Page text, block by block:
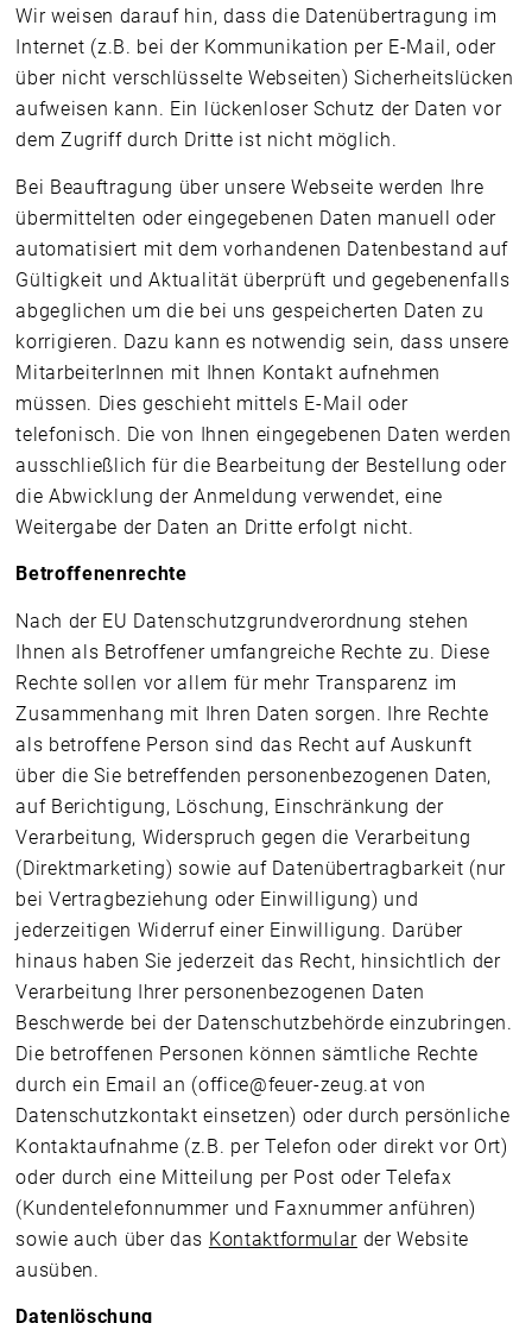
Wir weisen darauf hin, dass die Datenübertragung im
Internet (z.B. bei der Kommunikation per E-Mail, oder
über nicht verschlüsselte Webseiten) Sicherheitslücken
aufweisen kann. Ein lückenloser Schutz der Daten vor
dem Zugriff durch Dritte ist nicht möglich.
Bei Beauftragung über unsere Webseite werden Ihre
übermittelten oder eingegebenen Daten manuell oder
automatisiert mit dem vorhandenen Datenbestand auf
Gültigkeit und Aktualität überprüft und gegebenenfalls
abgeglichen um die bei uns gespeicherten Daten zu
korrigieren. Dazu kann es notwendig sein, dass unsere
MitarbeiterInnen mit Ihnen Kontakt aufnehmen
müssen. Dies geschieht mittels E-Mail oder
telefonisch. Die von Ihnen eingegebenen Daten werden
ausschließlich für die Bearbeitung der Bestellung oder
die Abwicklung der Anmeldung verwendet, eine
Weitergabe der Daten an Dritte erfolgt nicht.
Betroffenenrechte
Nach der EU Datenschutzgrundverordnung stehen
Ihnen als Betroffener umfangreiche Rechte zu. Diese
Rechte sollen vor allem für mehr Transparenz im
Zusammenhang mit Ihren Daten sorgen. Ihre Rechte
als betroffene Person sind das Recht auf Auskunft
über die Sie betreffenden personenbezogenen Daten,
auf Berichtigung, Löschung, Einschränkung der
Verarbeitung, Widerspruch gegen die Verarbeitung
(Direktmarketing) sowie auf Datenübertragbarkeit (nur
bei Vertragbeziehung oder Einwilligung) und
jederzeitigen Widerruf einer Einwilligung. Darüber
hinaus haben Sie jederzeit das Recht, hinsichtlich der
Verarbeitung Ihrer personenbezogenen Daten
Beschwerde bei der Datenschutzbehörde einzubringen.
Die betroffenen Personen können sämtliche Rechte
durch ein Email an (office@feuer-zeug.at von
Datenschutzkontakt einsetzen) oder durch persönliche
Kontaktaufnahme (z.B. per Telefon oder direkt vor Ort)
oder durch eine Mitteilung per Post oder Telefax
(Kundentelefonnummer und Faxnummer anführen)
sowie auch über das Kontaktformularder Website
ausüben.
Datenlöschung